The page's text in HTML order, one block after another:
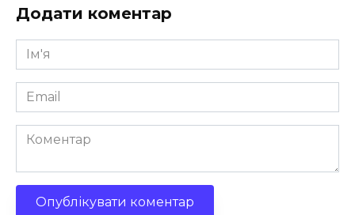
Додати коментар
Ім'я
*
Email
*
Коментар